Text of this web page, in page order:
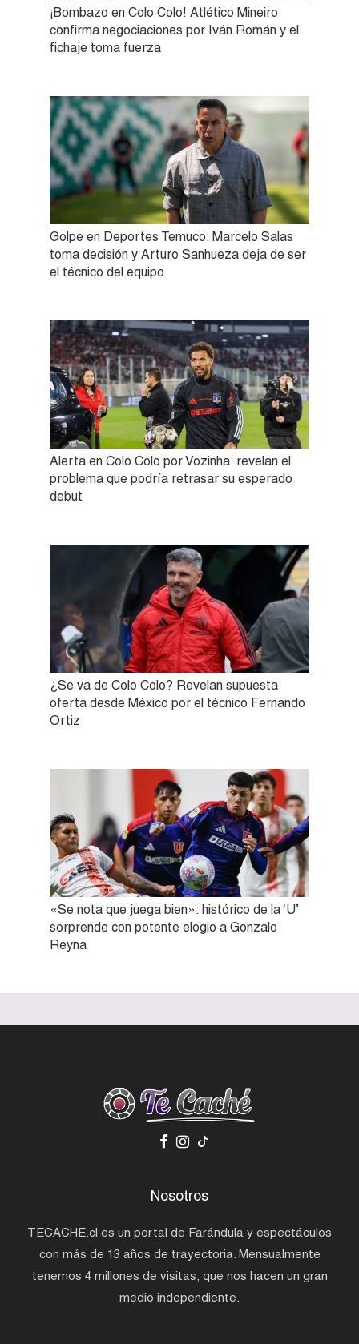
¡Bombazo en Colo Colo! Atlético Mineiro
confirma negociaciones por Iván Román y el
fichaje toma fuerza
Golpe en Deportes Temuco: Marcelo Salas
toma decisión y Arturo Sanhueza deja de ser
el técnico del equipo
Alerta en Colo Colo por Vozinha: revelan el
problema que podría retrasar su esperado
debut
¿Se va de Colo Colo? Revelan supuesta
oferta desde México por el técnico Fernando
Ortiz
«Se nota que juega bien»: histórico de la ‘U’
sorprende con potente elogio a Gonzalo
Reyna
Nosotros
TECACHE.cl es un portal de Farándula y espectáculos
con más de 13 años de trayectoria. Mensualmente
tenemos 4 millones de visitas, que nos hacen un gran
medio independiente.